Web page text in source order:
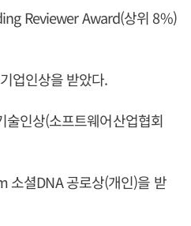
Reviewer Award(상위 8%)
업인상을 받았다.
인상(소프트웨어산업협회
소셜DNA 공로상(개인)을 받